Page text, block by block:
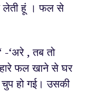
हूं । फल से
, तब तो
फल खाने से घर
चुप हो गई। उसकी